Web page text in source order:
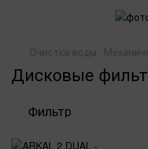
Очистка воды
Дисковые
Фильтр